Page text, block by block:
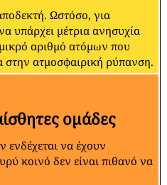
Ωστόσο, για
υπάρχει μέτρια ανησυχία
αριθμό ατόμων που
στην ατμοσφαιρική ρύπανση.
ομάδες
να έχουν
κοινό δεν είναι πιθανό να